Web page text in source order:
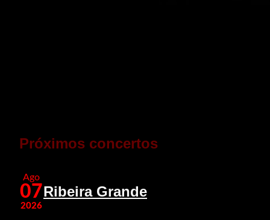
Próximos concertos
Ago
07
2026
Ribeira Grande